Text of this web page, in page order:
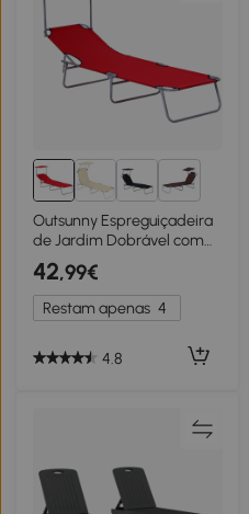
2+
Outsunny Espreguiçadeira
de Jardim Dobrável com
Toldo Removível e
Ajustável e Encosto
Ajustável 187x58x36 cm
Vermelho
42,99€
Restam apenas 4
4.8